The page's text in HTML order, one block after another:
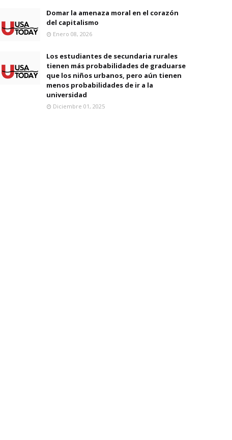
Domar la amenaza moral en el corazón
del capitalismo
Enero 08, 2026
Los estudiantes de secundaria rurales
tienen más probabilidades de graduarse
que los niños urbanos, pero aún tienen
menos probabilidades de ir a la
universidad
Diciembre 01, 2025